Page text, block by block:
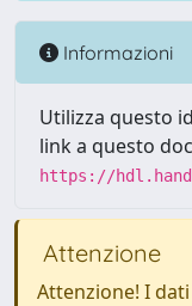
Informazioni
Utilizza questo
link a questo
https://
Attenzione
Attenzione! I